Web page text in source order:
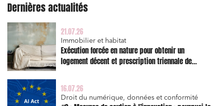
Dernières actualités
21.07.26
Immobilier et habitat
Exécution forcée en nature pour obtenir un
logement décent et prescription triennale de
16.07.26
Droit du numérique, données et conformité